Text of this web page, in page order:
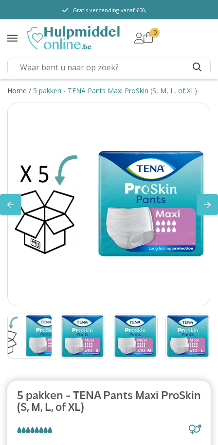
TENA Lady
TENA Men
TENA Pants (m/ v)
TENA Flex
TENA Slip
Kenniscentrum
Abonnement
Gratis verzending vanaf €50,-
0
Home / 5 pakken - TENA Pants Maxi ProSkin (S, M, L, of XL)
5 pakken - TENA Pants Maxi ProSkin
(S, M, L, of XL)